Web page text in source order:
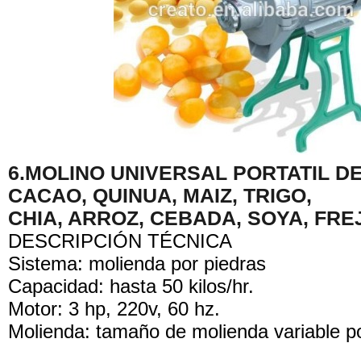
6.MOLINO UNIVERSAL PORTATIL
CACAO, QUINUA, MAIZ, TRIGO,
CHIA, ARROZ, CEBADA, SOYA,
DESCRIPCIÓN TÉCNICA
Sistema: molienda por piedras
Capacidad: hasta 50 kilos/hr.
Motor: 3 hp, 220v, 60 hz.
Molienda: tamaño de molienda variable